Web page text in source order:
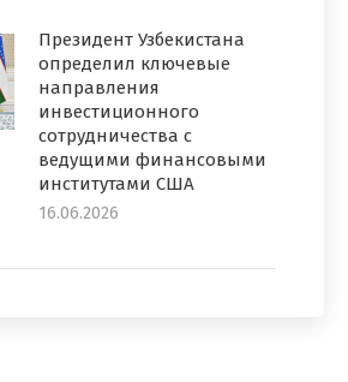
Президент Узбекистана
определил ключевые
направления
инвестиционного
сотрудничества с
ведущими финансовыми
институтами США
16.06.2026